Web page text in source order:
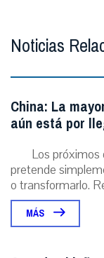
Noticias
China: La
aún está por
Los próximos
pretende
o transformarlo.
MÁS